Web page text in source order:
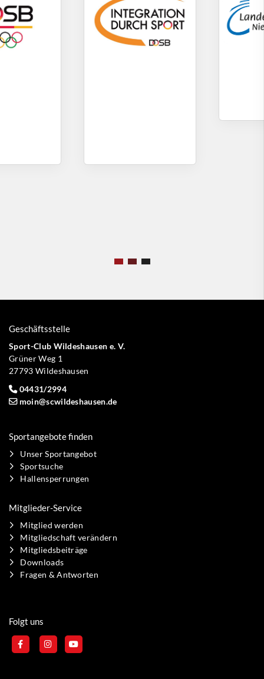
Geschäftsstelle
Sport-Club Wildeshausen e. V.
Grüner Weg 1
27793 Wildeshausen
04431/2994
moin@scwildeshausen.de
Sportangebote finden
Unser Sportangebot
Sportsuche
Hallensperrungen
Mitglieder-Service
Mitglied werden
Mitgliedschaft verändern
Mitgliedsbeiträge
Downloads
Fragen & Antworten
Folgt uns